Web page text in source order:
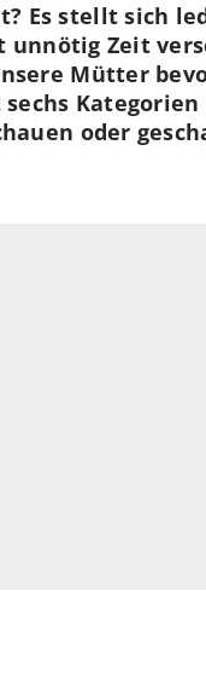
Es stellt sich
unnötig Zeit
Mütter
oder